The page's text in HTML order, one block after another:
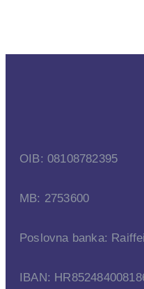
OIB: 08108782395
MB: 2753600
Poslovna banka:
IBAN: